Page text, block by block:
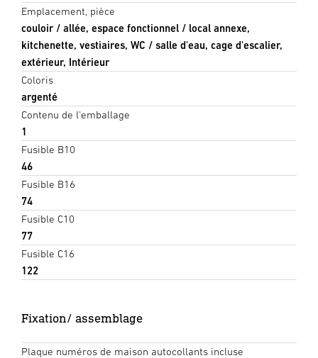
Emplacement, pièce
couloir / allée, espace fonctionnel / local annexe,
kitchenette, vestiaires, WC / salle d'eau, cage d'escalier,
extérieur, Intérieur
Coloris
argenté
Contenu de l'emballage
1
Fusible B10
46
Fusible B16
74
Fusible C10
77
Fusible C16
122
Fixation/ assemblage
Plaque numéros de maison autocollants incluse